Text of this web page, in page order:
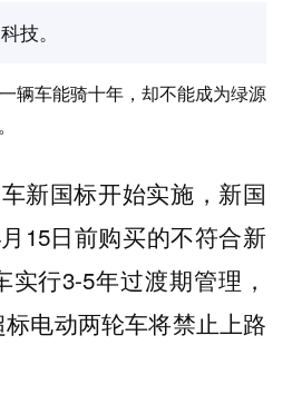
技。
辆车能骑十年，却不能成为绿源
新国标开始实施，新国
15日前购买的不符合新
行3-5年过渡期管理，
电动两轮车将禁止上路